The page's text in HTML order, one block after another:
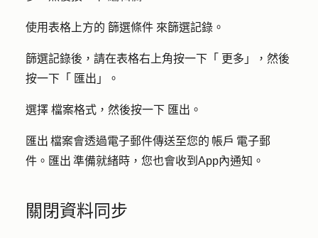
使用表格上方的 篩選條件 來篩選記錄。
篩選記錄後，請在表格右上角按一下「 更多 」，然後
按一下「
匯出 」。
選擇 檔案格式 ，然後按一下 匯出 。
匯出 檔案會透過電子郵件傳送至您的 帳戶 電子郵
件。匯出 準備就緒時，您也會收到App內通知。
關閉資料同步